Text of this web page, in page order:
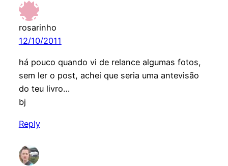
rosarinho
12/10/2011
há pouco quando vi de relance algumas fotos,
sem ler o post, achei que seria uma antevisão
do teu livro…
bj
Reply